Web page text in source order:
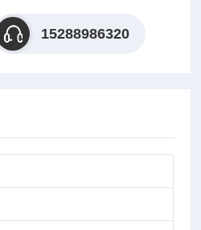
15288986320